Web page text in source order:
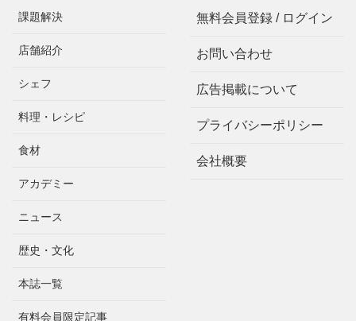
課題解決
店舗紹介
シェフ
料理・レシピ
食材
アカデミー
ニュース
歴史・文化
本誌一覧
有料会員限定記事
無料会員登録 / ログイン
お問い合わせ
広告掲載について
プライバシーポリシー
会社概要